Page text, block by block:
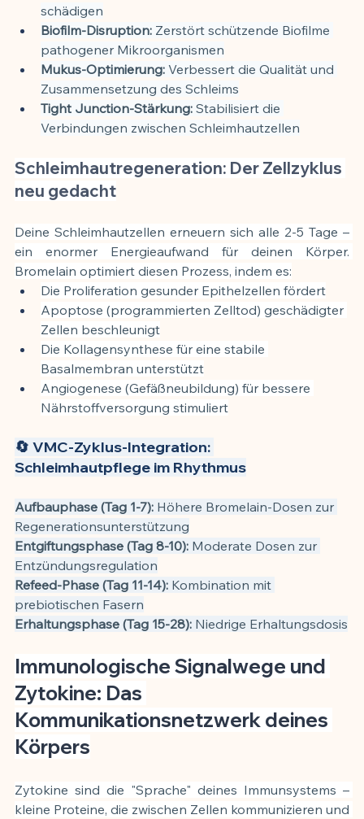
schädigen
Biofilm-Disruption: Zerstört schützende Biofilme
pathogener Mikroorganismen
Mukus-Optimierung: Verbessert die Qualität und
Zusammensetzung des Schleims
Tight Junction-Stärkung: Stabilisiert die
Verbindungen zwischen Schleimhautzellen
Schleimhautregeneration: Der Zellzyklus
neu gedacht
Deine Schleimhautzellen erneuern sich alle 2-5 Tage –
ein enormer Energieaufwand für deinen Körper.
Bromelain optimiert diesen Prozess, indem es:
Die Proliferation gesunder Epithelzellen fördert
Apoptose (programmierten Zelltod) geschädigter
Zellen beschleunigt
Die Kollagensynthese für eine stabile
Basalmembran unterstützt
Angiogenese (Gefäßneubildung) für bessere
Nährstoffversorgung stimuliert
🔄 VMC-Zyklus-Integration:
Schleimhautpflege im Rhythmus
Aufbauphase (Tag 1-7): Höhere Bromelain-Dosen zur
Regenerationsunterstützung
Entgiftungsphase (Tag 8-10): Moderate Dosen zur
Entzündungsregulation
Refeed-Phase (Tag 11-14): Kombination mit
prebiotischen Fasern
Erhaltungsphase (Tag 15-28): Niedrige Erhaltungsdosis
Immunologische Signalwege und
Zytokine: Das
Kommunikationsnetzwerk deines
Körpers
Zytokine sind die "Sprache" deines Immunsystems –
kleine Proteine, die zwischen Zellen kommunizieren und